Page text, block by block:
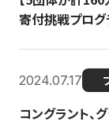
寄付挑戦プログ
2024.07.17
コングラント、